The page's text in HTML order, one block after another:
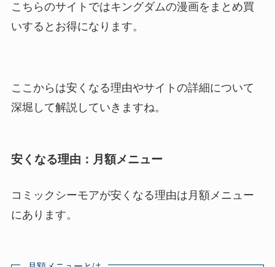
こちらのサイトではキングダムの漫画をまとめ買
いするとお得になります。
ここからは安くなる理由やサイトの詳細について
深堀して解説していきますね。
安くなる理由：月額メニュー
コミックシーモアが安くなる理由は月額メニュー
にあります。